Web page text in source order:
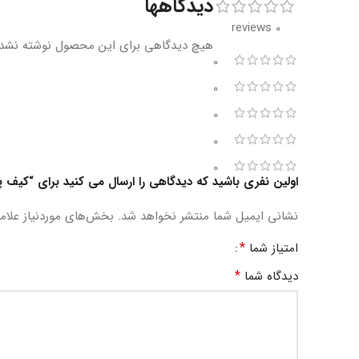
0 reviews
0
0
0
0
0
دیدگاهها
هیچ دیدگاهی برای این محصول نوشته
اولین نفری باشید که دیدگاهی را ارسال می کنید برای
نشانی ایمیل شما منتشر نخواهد شد. بخش‌های موردنیاز
امتیاز شما *
دیدگاه شما *